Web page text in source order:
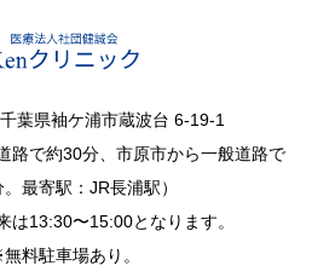
葉県袖ケ浦市蔵波台 6-19-1
路で約30分、市原市から一般道路で
最寄駅：JR長浦駅）
は13:30〜15:00となります。
料駐車場あり。